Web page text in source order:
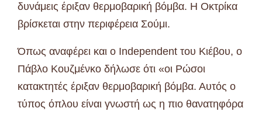
δυνάμεις έριξαν θερμοβαρική βόμβα. Η Οκτρίκα
βρίσκεται στην περιφέρεια Σούμι.
Όπως αναφέρει και ο Independent του Κιέβου, o
Πάβλο Κουζμένκο δήλωσε ότι «οι Ρώσοι
κατακτητές έριξαν θερμοβαρική βόμβα. Αυτός ο
τύπος όπλου είναι γνωστή ως η πιο θανατηφόρα